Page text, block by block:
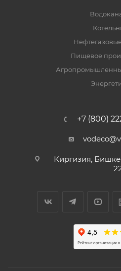
Пищевое
+7 (800)
Киргизия,